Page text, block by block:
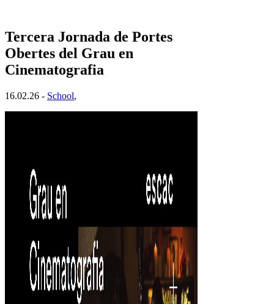
Tercera Jornada de Portes
Obertes del Grau en
Cinematografia
16.02.26 - School,